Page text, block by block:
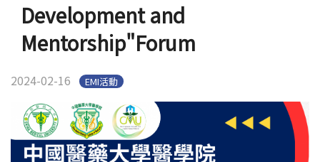
Development and
Mentorship"Forum
2024-02-16 EMI活動